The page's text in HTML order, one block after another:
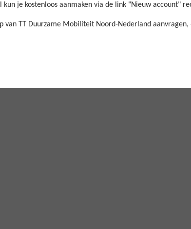
je kostenloos aanmaken via de link "Nieuw account"
van TT Duurzame Mobiliteit Noord-Nederland